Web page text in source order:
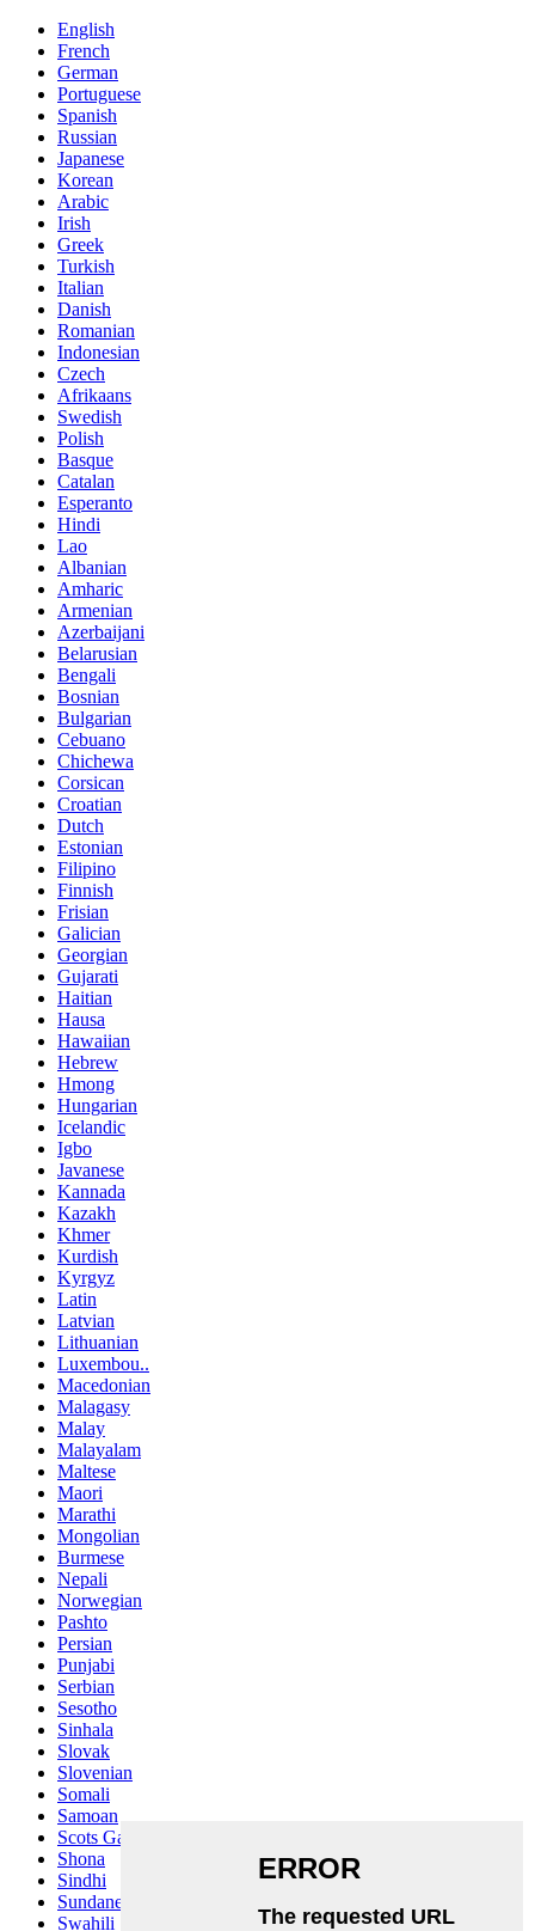
English
French
German
Portuguese
Spanish
Russian
Japanese
Korean
Arabic
Irish
Greek
Turkish
Italian
Danish
Romanian
Indonesian
Czech
Afrikaans
Swedish
Polish
Basque
Catalan
Esperanto
Hindi
Lao
Albanian
Amharic
Armenian
Azerbaijani
Belarusian
Bengali
Bosnian
Bulgarian
Cebuano
Chichewa
Corsican
Croatian
Dutch
Estonian
Filipino
Finnish
Frisian
Galician
Georgian
Gujarati
Haitian
Hausa
Hawaiian
Hebrew
Hmong
Hungarian
Icelandic
Igbo
Javanese
Kannada
Kazakh
Khmer
Kurdish
Kyrgyz
Latin
Latvian
Lithuanian
Luxembou..
Macedonian
Malagasy
Malay
Malayalam
Maltese
Maori
Marathi
Mongolian
Burmese
Nepali
Norwegian
Pashto
Persian
Punjabi
Serbian
Sesotho
Sinhala
Slovak
Slovenian
Somali
Samoan
Scots Gaelic
Shona
Sindhi
Sundanese
Swahili